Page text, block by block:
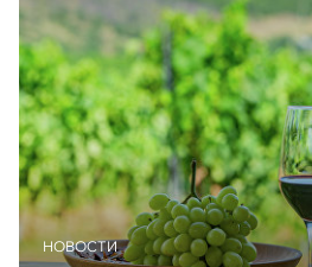
НОВОСТИ